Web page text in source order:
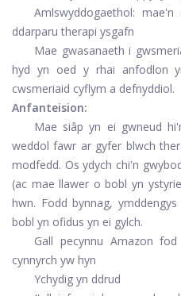
Amlswyddogaethol:
ddarparu therapi ysgafn
Mae gwasanaeth i
hyd yn oed y rhai anfodlon
cwsmeriaid cyflym a defnyddiol.
Anfanteision:
Mae siâp yn ei gwneud
weddol fawr ar gyfer blwch
modfedd. Os ydych chi'n
(ac mae llawer o bobl yn
hwn. Fodd bynnag,
bobl yn ofidus yn ei gylch.
Gall pecynnu Amazon
cynnyrch yw hyn
Ychydig yn ddrud